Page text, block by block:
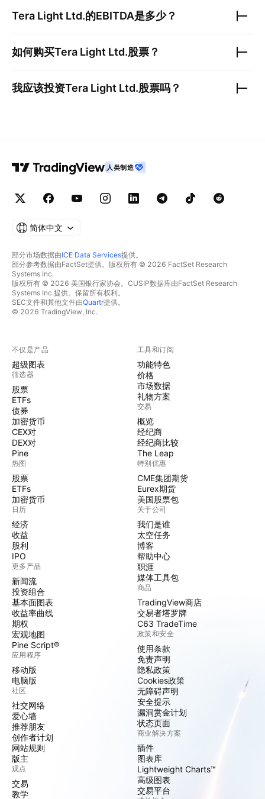
Tera Light Ltd.的EBITDA是多少？
如何购买Tera Light Ltd.股票？
我应该投资Tera Light Ltd.股票吗？
人类制造
简体中文
部分市场数据由ICE Data Services提供。
部分参考数据由FactSet提供。版权所有 © 2026 FactSet Research
Systems Inc.
版权所有 © 2026 美国银行家协会。CUSIP数据库由FactSet Research
Systems Inc.提供。保留所有权利。
SEC文件和其他文件由Quartr提供。
© 2026 TradingView, Inc.
不仅是产品
超级图表
筛选器
股票
ETFs
债券
加密货币
CEX对
DEX对
Pine
热图
股票
ETFs
加密货币
日历
经济
收益
股利
IPO
更多产品
新闻流
投资组合
基本面图表
收益率曲线
期权
宏观地图
Pine Script®
应用程序
移动版
电脑版
社区
社交网络
爱心墙
推荐朋友
创作者计划
网站规则
版主
观点
交易
教学
工具和订阅
功能特色
价格
市场数据
礼物方案
交易
概览
经纪商
经纪商比较
The Leap
特别优惠
CME集团期货
Eurex期货
美国股票包
关于公司
我们是谁
太空任务
博客
帮助中心
职涯
媒体工具包
商品
TradingView商店
交易者塔罗牌
C63 TradeTime
政策和安全
使用条款
免责声明
隐私政策
Cookies政策
无障碍声明
安全提示
漏洞赏金计划
状态页面
商业解决方案
插件
图表库
Lightweight Charts™
高级图表
交易平台